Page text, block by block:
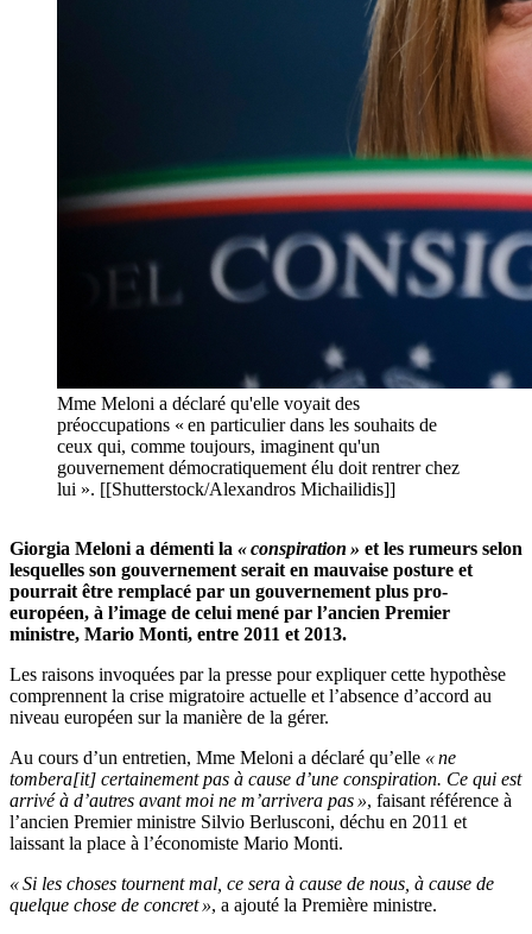
Mme Meloni a déclaré qu'elle voyait des
préoccupations « en particulier dans les souhaits de
ceux qui, comme toujours, imaginent qu'un
gouvernement démocratiquement élu doit rentrer chez
lui ». [[Shutterstock/Alexandros Michailidis]]
Giorgia Meloni a démenti la « conspiration » et les rumeurs selon
lesquelles son gouvernement serait en mauvaise posture et
pourrait être remplacé par un gouvernement plus pro-
européen, à l’image de celui mené par l’ancien Premier
ministre, Mario Monti, entre 2011 et 2013.
Les raisons invoquées par la presse pour expliquer cette hypothèse
comprennent la crise migratoire actuelle et l’absence d’accord au
niveau européen sur la manière de la gérer.
Au cours d’un entretien, Mme Meloni a déclaré qu’elle « ne
tombera[it] certainement pas à cause d’une conspiration. Ce qui est
arrivé à d’autres avant moi ne m’arrivera pas », faisant référence à
l’ancien Premier ministre Silvio Berlusconi, déchu en 2011 et
laissant la place à l’économiste Mario Monti.
« Si les choses tournent mal, ce sera à cause de nous, à cause de
quelque chose de concret », a ajouté la Première ministre.